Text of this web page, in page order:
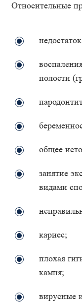
Относительные
полости
общее
занятие
видами
кариес;
плохая
камня;
вирусные